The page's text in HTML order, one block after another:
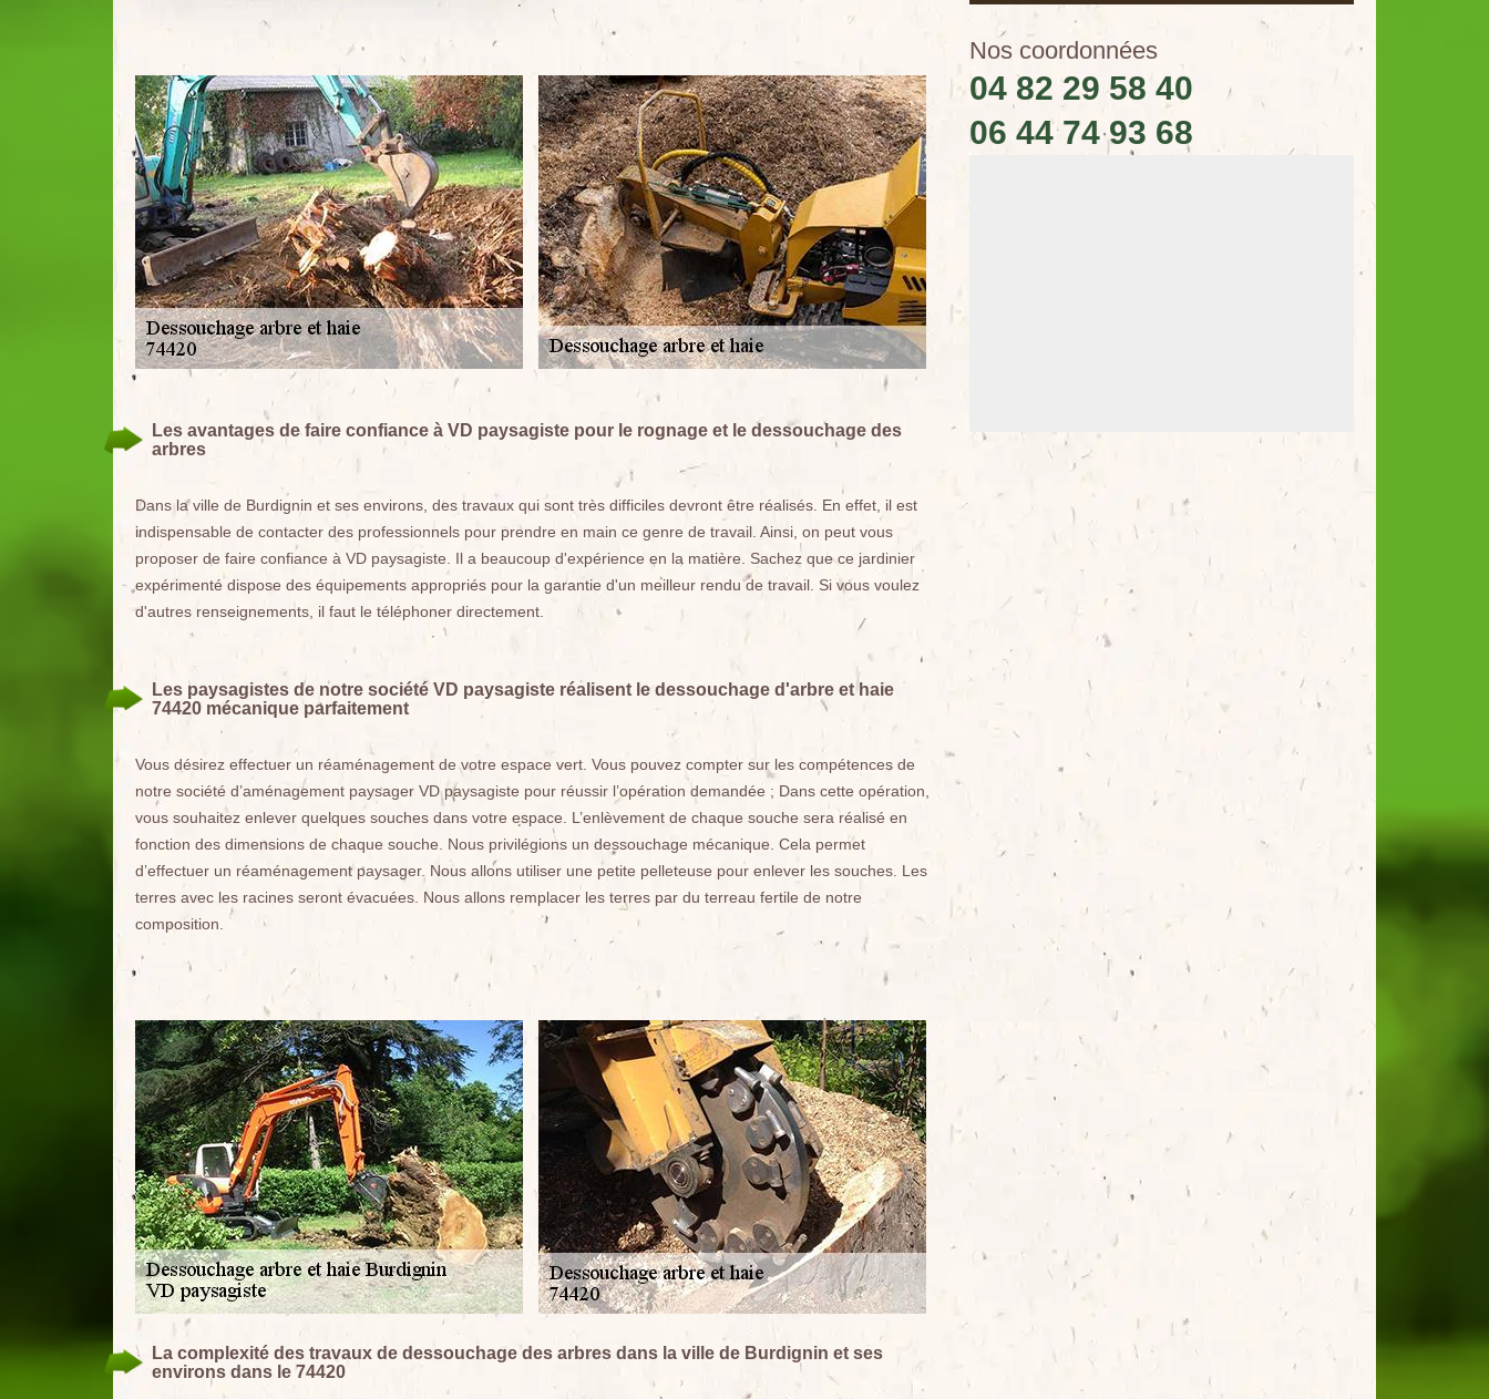
Les avantages de faire confiance à VD paysagiste pour le rognage et le dessouchage des
arbres
Dans la ville de Burdignin et ses environs, des travaux qui sont très difficiles devront être réalisés. En effet, il est
indispensable de contacter des professionnels pour prendre en main ce genre de travail. Ainsi, on peut vous
proposer de faire confiance à VD paysagiste. Il a beaucoup d'expérience en la matière. Sachez que ce jardinier
expérimenté dispose des équipements appropriés pour la garantie d'un meilleur rendu de travail. Si vous voulez
d'autres renseignements, il faut le téléphoner directement.
Les paysagistes de notre société VD paysagiste réalisent le dessouchage d'arbre et haie
74420 mécanique parfaitement
Vous désirez effectuer un réaménagement de votre espace vert. Vous pouvez compter sur les compétences de
notre société d’aménagement paysager VD paysagiste pour réussir l’opération demandée ; Dans cette opération,
vous souhaitez enlever quelques souches dans votre espace. L’enlèvement de chaque souche sera réalisé en
fonction des dimensions de chaque souche. Nous privilégions un dessouchage mécanique. Cela permet
d’effectuer un réaménagement paysager. Nous allons utiliser une petite pelleteuse pour enlever les souches. Les
terres avec les racines seront évacuées. Nous allons remplacer les terres par du terreau fertile de notre
composition.
La complexité des travaux de dessouchage des arbres dans la ville de Burdignin et ses
environs dans le 74420
Nos coordonnées
04 82 29 58 40
06 44 74 93 68